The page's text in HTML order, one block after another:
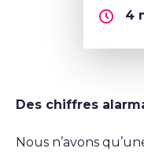
4
Des chiffres
Nous n’avons